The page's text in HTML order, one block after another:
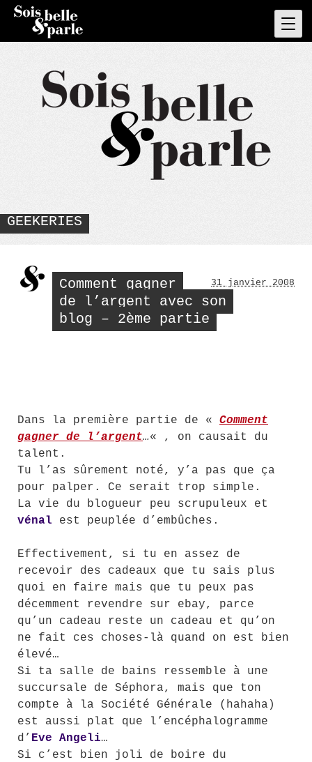
Skip
content
GEEKERIES
Comment gagner
de l’argent avec son
blog – 2ème partie
31 janvier 2008
Dans la première partie de « Comment
gagner de l’argent…« , on causait du
talent.
Tu l’as sûrement noté, y’a pas que ça
pour palper. Ce serait trop simple.
La vie du blogueur peu scrupuleux et
vénal est peuplée d’embûches.
Effectivement, si tu en assez de
recevoir des cadeaux que tu sais plus
quoi en faire mais que tu peux pas
décemment revendre sur ebay, parce
qu’un cadeau reste un cadeau et qu’on
ne fait ces choses-là quand on est bien
élevé…
Si ta salle de bains ressemble à une
succursale de Séphora, mais que ton
compte à la Société Générale (hahaha)
est aussi plat que l’encéphalogramme
d’ Eve Angeli…
Si c’est bien joli de boire du